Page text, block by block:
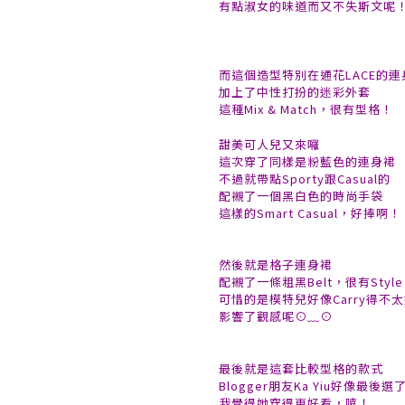
有點淑女的味道而又不失斯文呢！
而這個造型特別在通花LACE的連
加上了中性打扮的迷彩外套
這種Mix & Match，很有型格！
甜美可人兒又來囉
這次穿了同樣是粉藍色的連身裙
不過就帶點Sporty跟Casual的
配襯了一個黑白色的時尚手袋
這樣的Smart Casual，好捧啊！
然後就是格子連身裙
配襯了一條粗黑Belt，很有Style
可惜的是模特兒好像Carry得不
影響了觀感呢⊙﹏⊙
最後就是這套比較型格的款式
Blogger朋友Ka Yiu好像最後選